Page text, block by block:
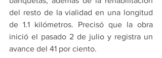
del resto de la vialidad en una longitud
de 1.1 kilómetros. Precisó que la obra
inició el pasado 2 de julio y registra un
avance del 41 por ciento.